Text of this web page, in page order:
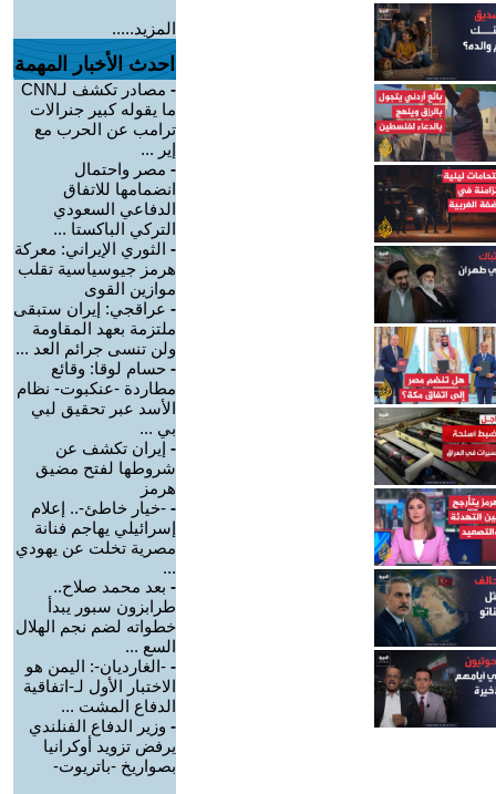
المزيد.....
احدث الأخبار المهمة
-
مصادر تكشف لـCNN
ما يقوله كبير جنرالات
ترامب عن الحرب مع
إير ...
- مصر واحتمال
انضمامها للاتفاق
الدفاعي السعودي
التركي الباكستا ...
- الثوري الإيراني: معركة
هرمز جيوسياسية تقلب
موازين القوى
- عراقجي: إيران ستبقى
ملتزمة بعهد المقاومة
ولن تنسى جرائم العد ...
- حسام لوقا: وقائع
مطاردة -عنكبوت- نظام
الأسد عبر تحقيق لبي
بي ...
- إيران تكشف عن
شروطها لفتح مضيق
هرمز
- -خيار خاطئ-.. إعلام
إسرائيلي يهاجم فنانة
مصرية تخلت عن يهودي
...
- بعد محمد صلاح..
طرابزون سبور يبدأ
خطواته لضم نجم الهلال
السع ...
- -الغارديان-: اليمن هو
الاختبار الأول لـ-اتفاقية
الدفاع المشت ...
- وزير الدفاع الفنلندي
يرفض تزويد أوكرانيا
بصواريخ -باتريوت-